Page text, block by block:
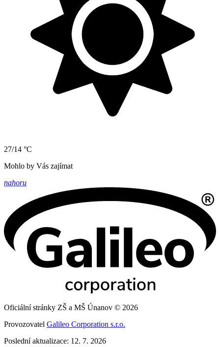
27/14 °C
Mohlo by Vás zajímat
nahoru
Oficiální stránky ZŠ a MŠ Únanov © 2026
Provozovatel Galileo Corporation s.r.o.
Poslední aktualizace: 12. 7. 2026